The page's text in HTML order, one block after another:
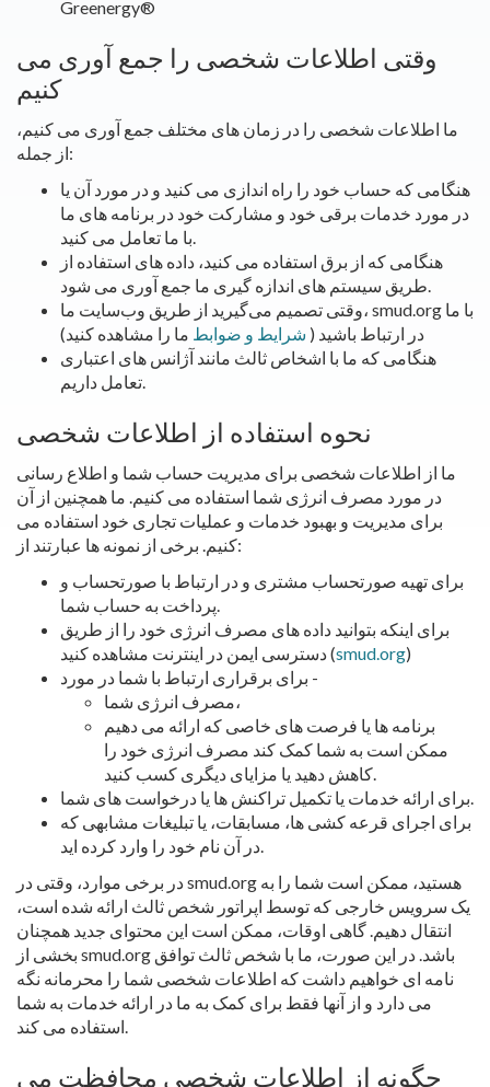
Greenergy®
وقتی اطلاعات شخصی را جمع آوری می
کنیم
ما اطلاعات شخصی را در زمان های مختلف جمع آوری می کنیم،
از جمله:
هنگامی که حساب خود را راه اندازی می کنید و در مورد آن یا
در مورد خدمات برقی خود و مشارکت خود در برنامه های ما
با ما تعامل می کنید.
هنگامی که از برق استفاده می کنید، داده های استفاده از
طریق سیستم های اندازه گیری ما جمع آوری می شود.
وقتی تصمیم می‌گیرید از طریق وب‌سایت ما، smud.org با ما
در ارتباط باشید ( شرایط و ضوابط ما را مشاهده کنید)
هنگامی که ما با اشخاص ثالث مانند آژانس های اعتباری
تعامل داریم.
نحوه استفاده از اطلاعات شخصی
ما از اطلاعات شخصی برای مدیریت حساب شما و اطلاع رسانی
در مورد مصرف انرژی شما استفاده می کنیم. ما همچنین از آن
برای مدیریت و بهبود خدمات و عملیات تجاری خود استفاده می
کنیم. برخی از نمونه ها عبارتند از:
برای تهیه صورتحساب مشتری و در ارتباط با صورتحساب و
پرداخت به حساب شما.
برای اینکه بتوانید داده های مصرف انرژی خود را از طریق
دسترسی ایمن در اینترنت مشاهده کنید (smud.org)
برای برقراری ارتباط با شما در مورد -
مصرف انرژی شما،
برنامه ها یا فرصت های خاصی که ارائه می دهیم
ممکن است به شما کمک کند مصرف انرژی خود را
کاهش دهید یا مزایای دیگری کسب کنید.
برای ارائه خدمات یا تکمیل تراکنش ها یا درخواست های شما.
برای اجرای قرعه کشی ها، مسابقات، یا تبلیغات مشابهی که
در آن نام خود را وارد کرده اید.
در برخی موارد، وقتی در smud.org هستید، ممکن است شما را به
یک سرویس خارجی که توسط اپراتور شخص ثالث ارائه شده است،
انتقال دهیم. گاهی اوقات، ممکن است این محتوای جدید همچنان
بخشی از smud.org باشد. در این صورت، ما با شخص ثالث توافق
نامه ای خواهیم داشت که اطلاعات شخصی شما را محرمانه نگه
می دارد و از آنها فقط برای کمک به ما در ارائه خدمات به شما
استفاده می کند.
چگونه از اطلاعات شخصی محافظت می